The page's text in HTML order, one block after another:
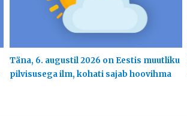
Täna, 6. augustil 2026 on Eestis muutliku
pilvisusega ilm, kohati sajab hoovihma